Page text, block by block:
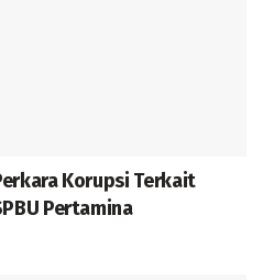
Korupsi Terkait
Pertamina